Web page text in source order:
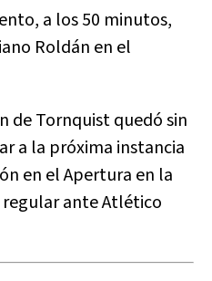
a los 50 minutos,
Roldán en el
de Tornquist quedó sin
a la próxima instancia
en el Apertura en la
ante Atlético